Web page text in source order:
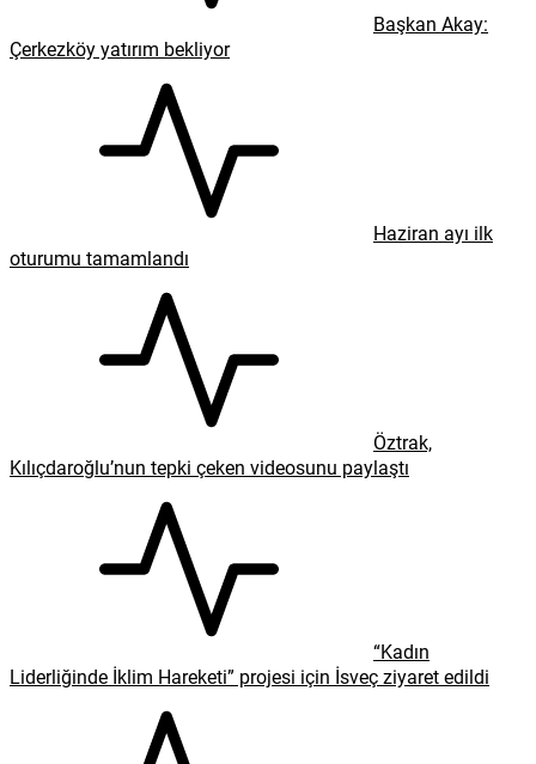
Başkan Akay:
Çerkezköy yatırım bekliyor
Haziran ayı ilk
oturumu tamamlandı
Öztrak,
Kılıçdaroğlu’nun tepki çeken videosunu paylaştı
“Kadın
Liderliğinde İklim Hareketi” projesi için İsveç ziyaret edildi